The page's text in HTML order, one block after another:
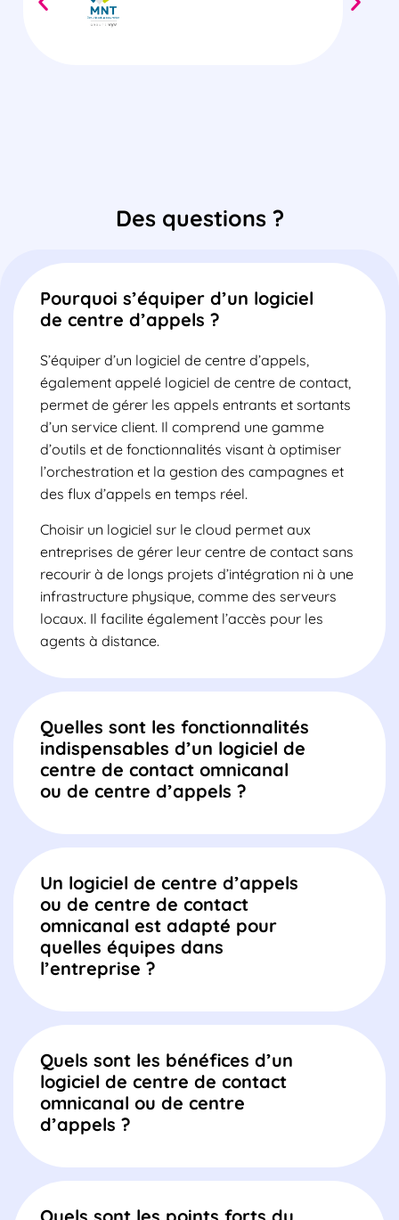
Des questions ?
Pourquoi s’équiper d’un logiciel
de centre d’appels ?
S’équiper d’un logiciel de centre d’appels,
également appelé logiciel de centre de contact,
permet de gérer les appels entrants et sortants
d’un service client. Il comprend une gamme
d’outils et de fonctionnalités visant à optimiser
l’orchestration et la gestion des campagnes et
des flux d’appels en temps réel.
Choisir un logiciel sur le cloud permet aux
entreprises de gérer leur centre de contact sans
recourir à de longs projets d’intégration ni à une
infrastructure physique, comme des serveurs
locaux. Il facilite également l’accès pour les
agents à distance.
Quelles sont les fonctionnalités
indispensables d’un logiciel de
centre de contact omnicanal
ou de centre d’appels ?
Un logiciel de centre d’appels
ou de centre de contact
omnicanal est adapté pour
quelles équipes dans
l’entreprise ?
Quels sont les bénéfices d’un
logiciel de centre de contact
omnicanal ou de centre
d’appels ?